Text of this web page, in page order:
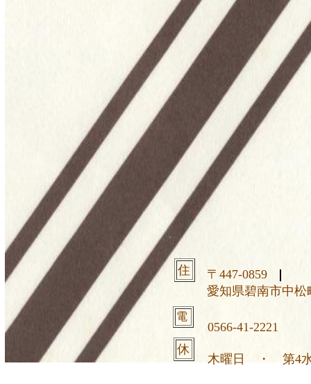
〒447-0859
愛知県碧南市中松
0566-41-2221
木曜日 ・ 第4
電
休
住